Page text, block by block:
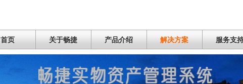
首页 关于畅捷 产品介绍 解决方案 服务支